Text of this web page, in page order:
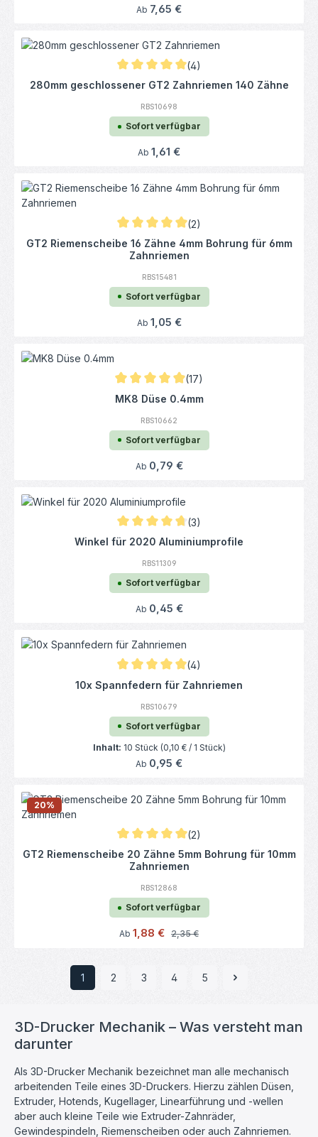
Regulärer Preis:
Ab 7,65 €
Durchschnittliche Bewertung von 5 von 5
(4)
280mm geschlossener GT2 Zahnriemen 140 Zähne
RBS10698
Sofort verfügbar
Regulärer Preis:
Ab 1,61 €
Durchschnittliche Bewertung von 5 von 5
(2)
GT2 Riemenscheibe 16 Zähne 4mm Bohrung für 6mm
Zahnriemen
RBS15481
Sofort verfügbar
Regulärer Preis:
Ab 1,05 €
Durchschnittliche Bewertung von 4.97 von
(17)
MK8 Düse 0.4mm
RBS10662
Sofort verfügbar
Regulärer Preis:
Ab 0,79 €
Durchschnittliche Bewertung von 4.67 von
(3)
Winkel für 2020 Aluminiumprofile
RBS11309
Sofort verfügbar
Regulärer Preis:
Ab 0,45 €
Durchschnittliche Bewertung von 5 von 5
(4)
10x Spannfedern für Zahnriemen
RBS10679
Sofort verfügbar
Inhalt: 10 Stück (0,10 € / 1 Stück)
Regulärer Preis:
Ab 0,95 €
20%
Durchschnittliche Bewertung von 5 von 5
(2)
GT2 Riemenscheibe 20 Zähne 5mm Bohrung für 10mm
Zahnriemen
RBS12868
Sofort verfügbar
Verkaufspreis:
Ab 1,88 € Regulärer Preis:
2,35 €
Seite
1
Seite
2
Seite
3
Seite
4
Seite
5
3D-Drucker Mechanik – Was versteht man
darunter
Als 3D-Drucker Mechanik bezeichnet man alle mechanisch
arbeitenden Teile eines 3D-Druckers. Hierzu zählen Düsen,
Extruder, Hotends, Kugellager, Linearführung und -wellen
aber auch kleine Teile wie Extruder-Zahnräder,
Gewindespindeln, Riemenscheiben oder auch Zahnriemen.